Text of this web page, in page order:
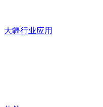
大疆行业应用